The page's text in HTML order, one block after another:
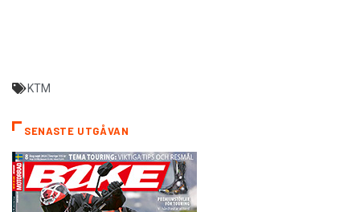
KTM
SENASTE UTGÅVAN